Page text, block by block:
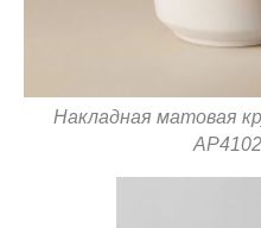
Накладная матовая